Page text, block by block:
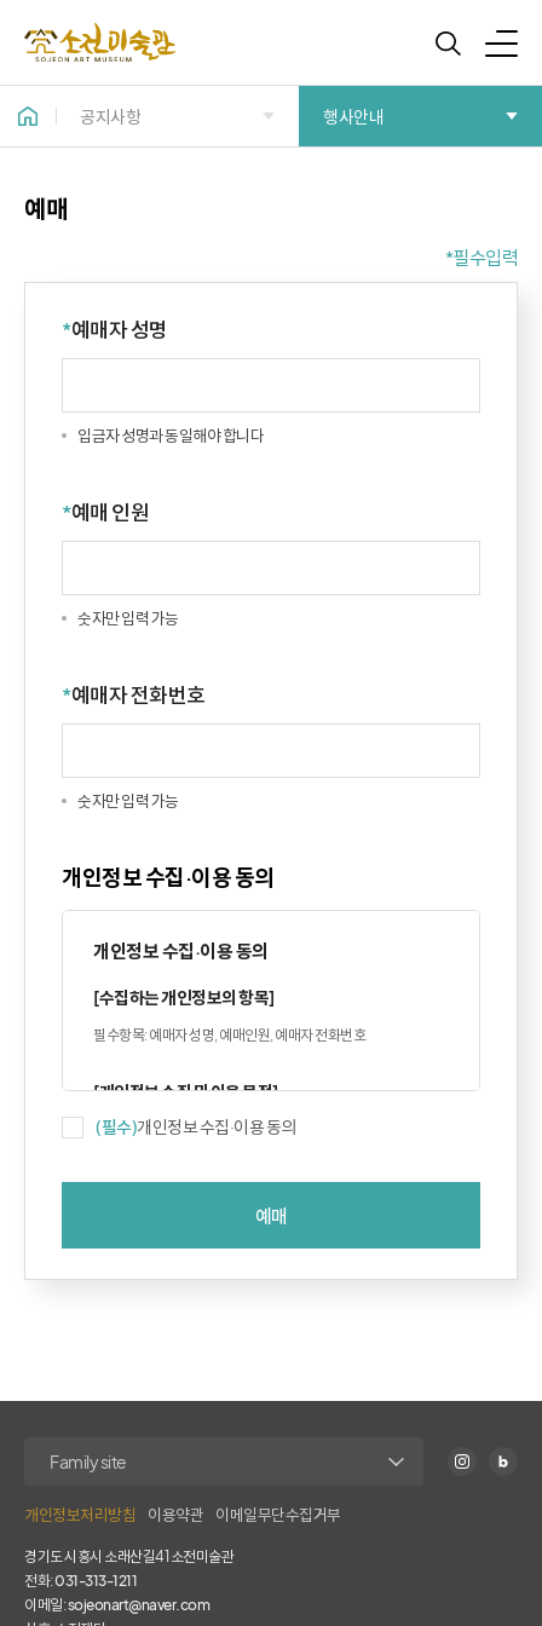
공지사항 행사안내
예매
*필수입력
*예매자 성명
입금자 성명과 동일해야 합니다
*예매 인원
숫자만 입력 가능
*예매자 전화번호
숫자만 입력 가능
개인정보 수집·이용 동의
개인정보 수집·이용 동의
[수집하는 개인정보의 항목]
필수항목: 예매자 성명, 예매인원, 예매자 전화번호
[개인정보 수집 및 이용 목적]
행사 진행에 있어서 본인 확인 및 연락 등의 절차에 이용
[개인정보의 보유 및 이용기간]
재단이 정한 보유기간(5년)에 따름
[개인정보 제공 동의 거부 권리 및 동의 거부]
「개인정보보호법」등 관련 법규에 의거하여 상기 본인은 위와
(필수)개인정보 수집·이용 동의
경기도 시흥시 소래산길41 소전미술관
전화:031-313-1211
이메일:sojeonart@naver.com
개인정보처리방침 이용약관 이메일무단수집거부